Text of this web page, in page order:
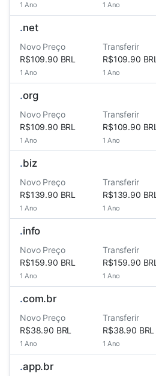
1 Ano 1 Ano
.net
Novo Preço
R$109.90 BRL
1 Ano
Transferir
R$109.90 BRL
1 Ano
.org
Novo Preço
R$109.90 BRL
1 Ano
Transferir
R$109.90 BRL
1 Ano
.biz
Novo Preço
R$139.90 BRL
1 Ano
Transferir
R$139.90 BRL
1 Ano
.info
Novo Preço
R$159.90 BRL
1 Ano
Transferir
R$159.90 BRL
1 Ano
.com.br
Novo Preço
R$38.90 BRL
1 Ano
Transferir
R$38.90 BRL
1 Ano
.app.br